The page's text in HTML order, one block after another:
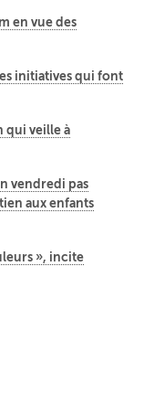
en vue des
initiatives qui font
qui veille à
vendredi pas
aux enfants
», incite